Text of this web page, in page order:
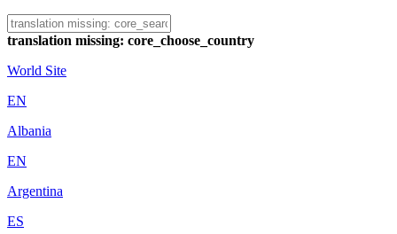
translation missing: core_choose_country
World Site
EN
Albania
EN
Argentina
ES